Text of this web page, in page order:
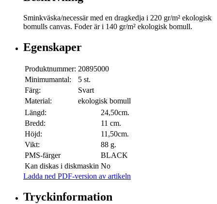
Sminkväska/necessär med en dragkedja i 220 gr/m² ekologisk
bomulls canvas. Foder är i 140 gr/m² ekologisk bomull.
Egenskaper
Produktnummer: 20895000
Minimumantal:
5 st.
Färg:
Svart
Material:
ekologisk bomull
Längd:
24,50cm.
Bredd:
11 cm.
Höjd:
11,50cm.
Vikt:
88 g.
PMS-färger
BLACK
Kan diskas i diskmaskin No
Ladda ned PDF-version av artikeln
Tryckinformation